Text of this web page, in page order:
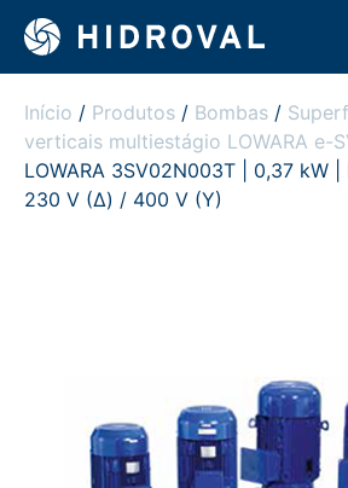
Início / Produtos / Bombas /
verticais multiestágio LOWARA e-
LOWARA 3SV02N003T | 0,37 kW
230 V (Δ) / 400 V (Y)